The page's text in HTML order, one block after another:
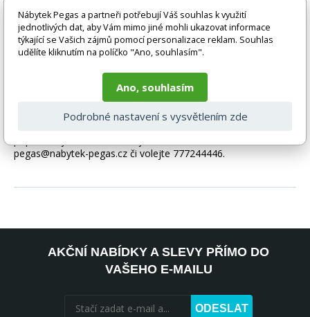
chromové nohy. Pokud hledáte něco jedinečného v moderním
klasickém stylu - Loreto pro vás bude jistě perfektní.
Zboží je dodáváno bez doplňků a dekorací (např. textilních
doplňků, spotřebičů, baterie, matrací atd.), nejsou tedy v ceně.
Pokud není uvedeno jinak. Většinou je zboží dodáváno v
demontovaném stavu, dle charakteru zboží. Fotografie mohou
být i ilustrační a barva produktu nemusí odpovídat skutečnosti
vlivem nastavení monitoru a převodem do el. podoby. V
pegas@nabytek-pegas.cz či volejte 777244446.
AKČNÍ NABÍDKY A SLEVY PŘÍMO DO
VAŠEHO E-MAILU
ODESLAT
Nábytek Pegas a partneři potřebují Váš souhlas k využití
jednotlivých dat, aby Vám mimo jiné mohli ukazovat informace
týkající se Vašich zájmů pomocí personalizace reklam. Souhlas
udělíte kliknutím na políčko "Ano, souhlasím".
Ano, souhlasím
Podrobné nastavení s vysvětlením zde